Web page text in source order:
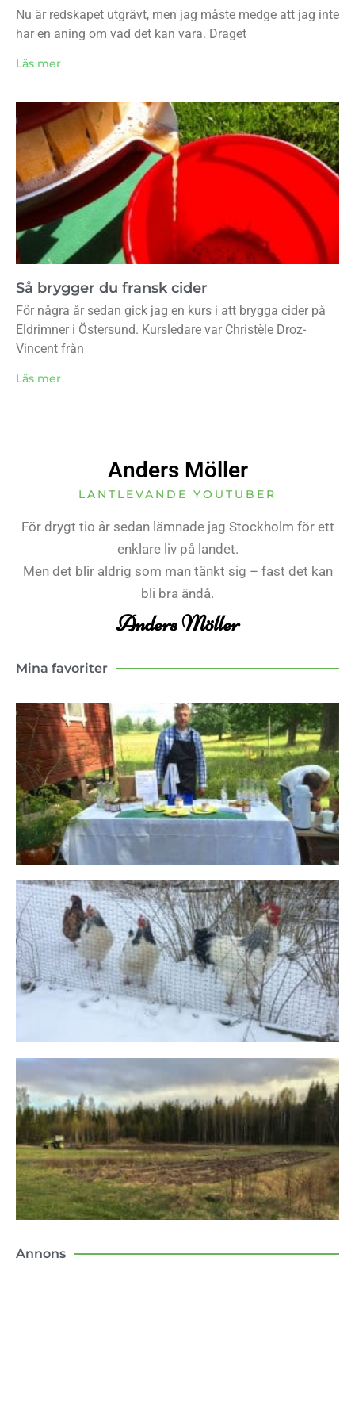
Nu är redskapet utgrävt, men jag måste medge att jag inte
har en aning om vad det kan vara. Draget
Läs mer
Så brygger du fransk cider
För några år sedan gick jag en kurs i att brygga cider på
Eldrimner i Östersund. Kursledare var Christèle Droz-
Vincent från
Läs mer
Anders Möller
LANTLEVANDE YOUTUBER
För drygt tio år sedan lämnade jag Stockholm för ett
enklare liv på landet.
Men det blir aldrig som man tänkt sig – fast det kan
bli bra ändå.
Anders Möller
Mina favoriter
Annons